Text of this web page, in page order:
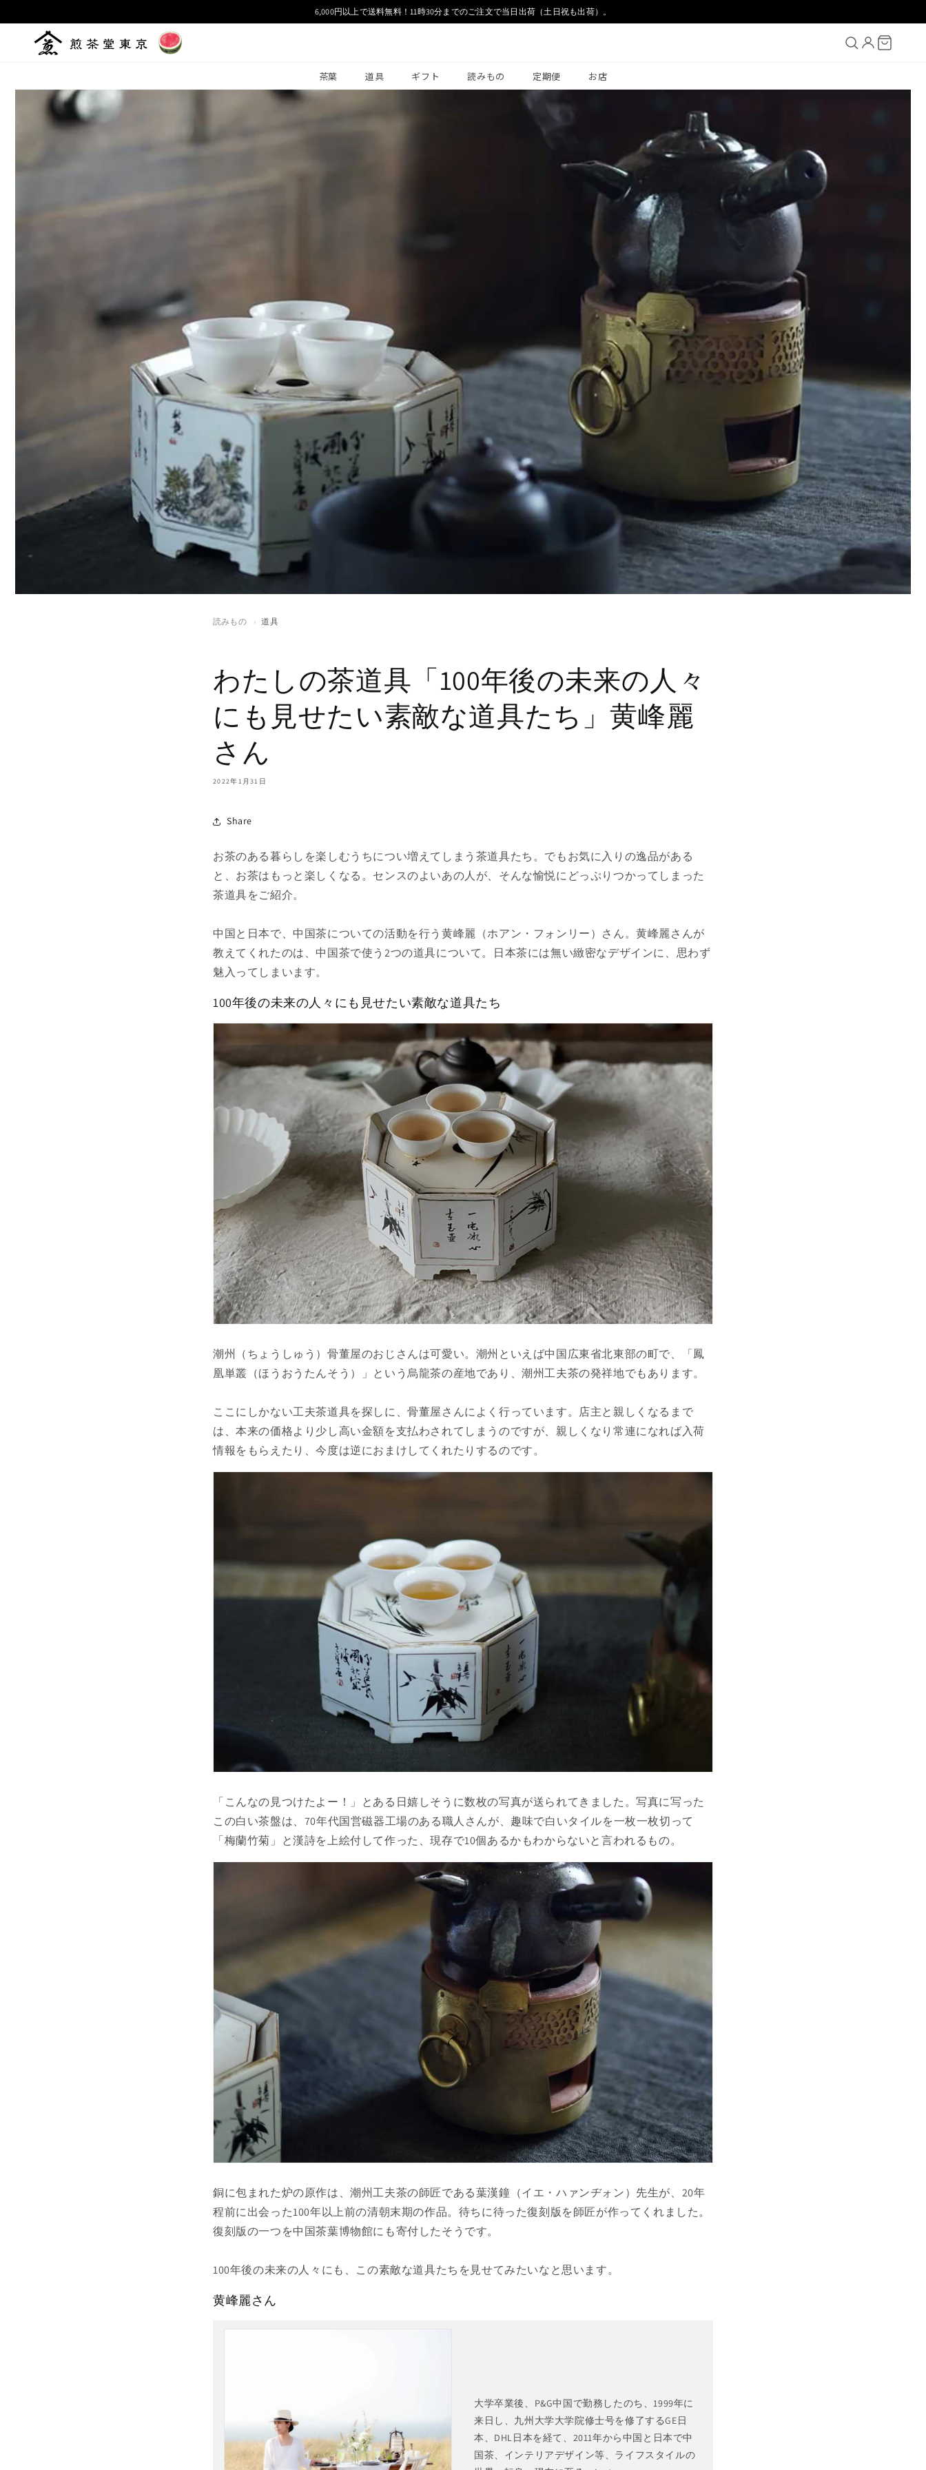
進む
6,000円以上で送料無料！11時30分までのご注文で当日出荷（土日祝も出荷）。
茶葉 道具 ギフト 読みもの 定期便 お店
読みもの › 道具
わたしの茶道具「100年後の未来の人々
にも見せたい素敵な道具たち」黄峰麗
さん
2022年1月31日
Share
お茶のある暮らしを楽しむうちについ増えてしまう茶道具たち。でもお気に入りの逸品がある
と、お茶はもっと楽しくなる。センスのよいあの人が、そんな愉悦にどっぷりつかってしまった
茶道具をご紹介。
中国と日本で、中国茶についての活動を行う黄峰麗（ホアン・フォンリー）さん。黄峰麗さんが
教えてくれたのは、中国茶で使う2つの道具について。日本茶には無い緻密なデザインに、思わず
魅入ってしまいます。
100年後の未来の人々にも見せたい素敵な道具たち
潮州（ちょうしゅう）骨董屋のおじさんは可愛い。潮州といえば中国広東省北東部の町で、「鳳
凰単叢（ほうおうたんそう）」という烏龍茶の産地であり、潮州工夫茶の発祥地でもあります。
ここにしかない工夫茶道具を探しに、骨董屋さんによく行っています。店主と親しくなるまで
は、本来の価格より少し高い金額を支払わされてしまうのですが、親しくなり常連になれば入荷
情報をもらえたり、今度は逆におまけしてくれたりするのです。
「こんなの見つけたよー！」とある日嬉しそうに数枚の写真が送られてきました。写真に写った
この白い茶盤は、70年代国営磁器工場のある職人さんが、趣味で白いタイルを一枚一枚切って
「梅蘭竹菊」と漢詩を上絵付して作った、現存で10個あるかもわからないと言われるもの。
銅に包まれた炉の原作は、潮州工夫茶の師匠である葉漢鐘（イエ・ハァンヂォン）先生が、20年
程前に出会った100年以上前の清朝末期の作品。待ちに待った復刻版を師匠が作ってくれました。
復刻版の一つを中国茶葉博物館にも寄付したそうです。
100年後の未来の人々にも、この素敵な道具たちを見せてみたいなと思います。
黄峰麗さん
大学卒業後、P&G中国で勤務したのち、1999年に
来日し、九州大学大学院修士号を修了するGE日
本、DHL日本を経て、2011年から中国と日本で中
国茶、インテリアデザイン等、ライフスタイルの